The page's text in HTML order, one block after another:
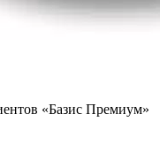
«Базис Премиум»